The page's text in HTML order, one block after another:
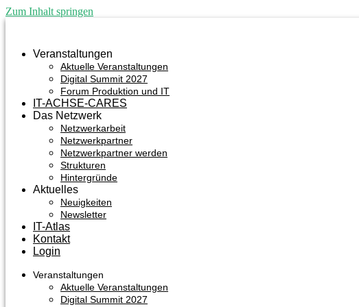
Zum Inhalt springen
Veranstaltungen
Aktuelle Veranstaltungen
Digital Summit 2027
Forum Produktion und IT
IT-ACHSE-CARES
Das Netzwerk
Netzwerkarbeit
Netzwerkpartner
Netzwerkpartner werden
Strukturen
Hintergründe
Aktuelles
Neuigkeiten
Newsletter
IT-Atlas
Kontakt
Login
Veranstaltungen
Aktuelle Veranstaltungen
Digital Summit 2027